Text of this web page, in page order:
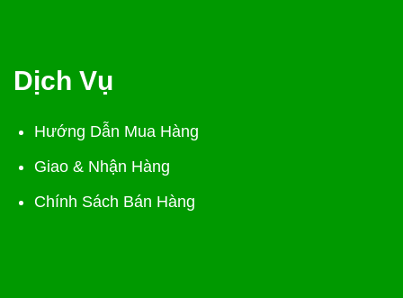
Dịch Vụ
Hướng Dẫn Mua Hàng
Giao & Nhận Hàng
Chính Sách Bán Hàng